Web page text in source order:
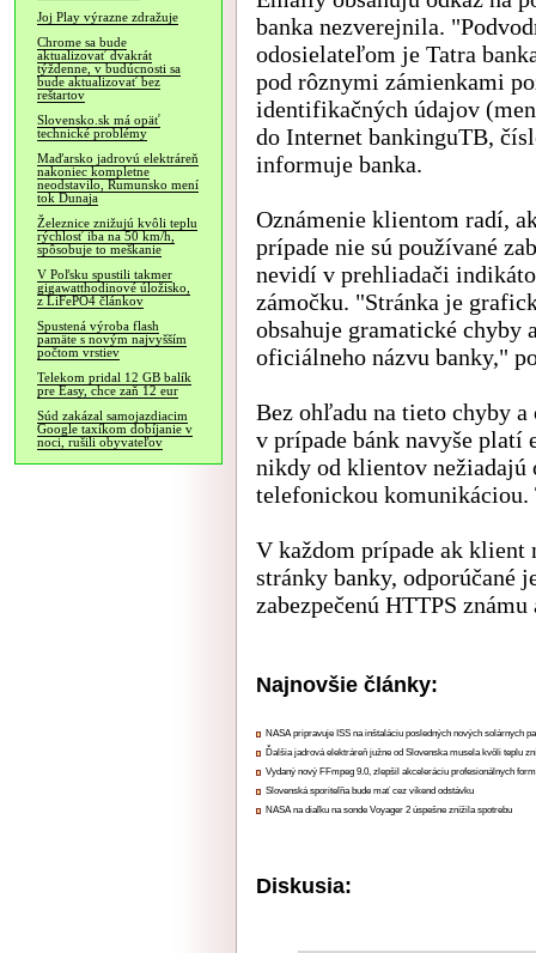
Joj Play výrazne zdražuje
Chrome sa bude
aktualizovať dvakrát
týždenne, v budúcnosti sa
bude aktualizovať bez
reštartov
Slovensko.sk má opäť
technické problémy
Maďarsko jadrovú elektráreň
nakoniec kompletne
neodstavilo, Rumunsko mení
tok Dunaja
Železnice znižujú kvôli teplu
rýchlosť iba na 50 km/h,
spôsobuje to meškanie
V Poľsku spustili takmer
gigawatthodinové úložisko,
z LiFePO4 článkov
Spustená výroba flash
pamäte s novým najvyšším
počtom vrstiev
Telekom pridal 12 GB balík
pre Easy, chce zaň 12 eur
Súd zakázal samojazdiacim
Google taxíkom dobíjanie v
noci, rušili obyvateľov
banka nezverejnila.
odosielateľom je Tatra
pod rôznymi zámienkami
identifikačných údajov
do Internet bankinguTB,
informuje banka.
Oznámenie klientom radí,
prípade nie sú používané
nevidí v prehliadači
zámočku. "Stránka je
obsahuje gramatické chyby
oficiálneho názvu banky,"
Bez ohľadu na tieto chyby
v prípade bánk navyše platí
nikdy od klientov
telefonickou komunikáciou.
V každom prípade ak klient
stránky banky, odporúčané
zabezpečenú HTTPS
Najnovšie články:
NASA pripravuje ISS na inštaláciu posledných nových solárnych
Ďalšia jadrová elektráreň južne od Slovenska musela kvôli teplu
Vydaný nový FFmpeg 9.0, zlepšil akceleráciu profesionálnych
Slovenská sporiteľňa bude mať cez víkend odstávku
NASA na diaľku na sonde Voyager 2 úspešne znížila spotrebu
Diskusia: